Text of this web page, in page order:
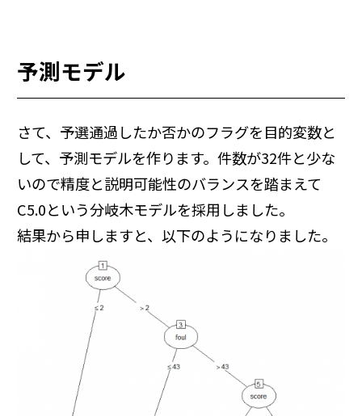
予測モデル
さて、予選通過したか否かのフラグを目的変数と
して、予測モデルを作ります。件数が32件と少な
いので精度と説明可能性のバランスを踏まえて
C5.0という分岐木モデルを採用しました。
結果から申しますと、以下のようになりました。